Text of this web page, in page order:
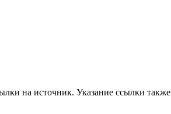
на источник. Указание ссылки